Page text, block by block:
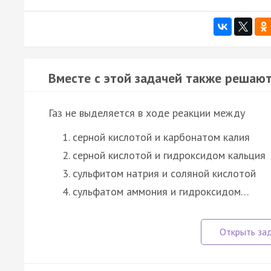
Вместе с этой задачей также
Газ не выделяется в ходе реакции между
серной кислотой и карбонатом калия
серной кислотой и гидроксидом кальция
сульфитом натрия и соляной кислотой
сульфатом аммония и гидроксидом…